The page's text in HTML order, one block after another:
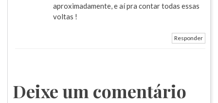
aproximadamente, e aí pra contar todas essas
voltas !
Responder
Deixe um comentário